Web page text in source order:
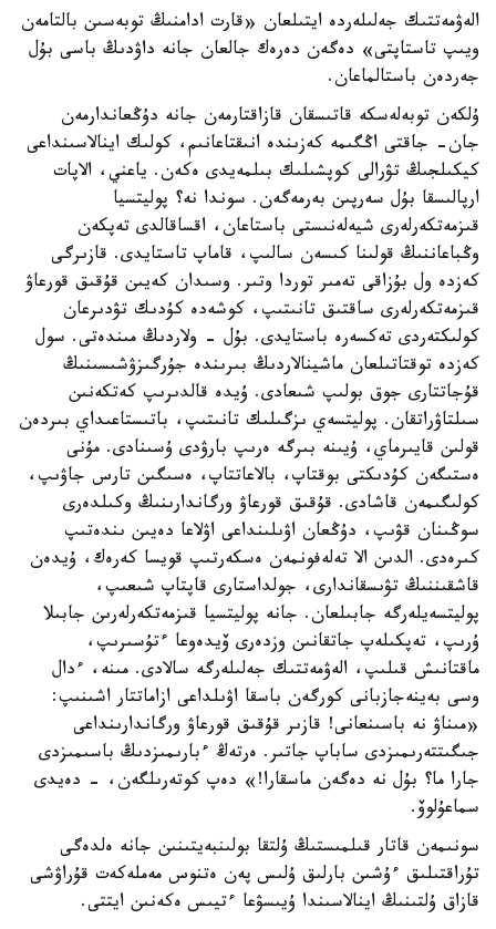
الەۋمەتتىك جەلىلەردە ايتىلعان «قارت ادامنىڭ توبەسىن بالتامەن
ويىپ تاستاپتى» دەگەن دەرەك جالعان جانە داۋدىڭ باسى بۇل
جەردەن باستالماعان.
ۇلكەن توبەلەسكە قاتىسقان قازاقتارمەن جانە دۇڭعاندارمەن
جان- جاقتى اڭگىمە كەزىندە انىقتاعانىم، كولىك اينالاسىنداعى
كيكىلجىڭ تۋرالى كوپشىلىك بىلمەيدى ەكەن. ياعني، الاپات
ارپالىسقا بۇل سەرپىن بەرمەگەن. سوندا نە؟ پوليتسيا
قىزمەتكەرلەرى شيەلەنىستى باستاعان، اقساقالدى تەپكەن
وڭباعاننىڭ قولىنا كىسەن سالىپ، قاماپ تاستايدى. قازىرگى
كەزدە ول بۇزاقى تەمىر توردا وتىر. وسىدان كەيىن قۇقىق قورعاۋ
قىزمەتكەرلەرى ساقتىق تانىتىپ، كوشەدە كۇدىك تۋدىرعان
كولىكتەردى تەكسەرە باستايدى. بۇل - ولاردىڭ مىندەتى. سول
كەزدە توقتاتىلعان ماشينالاردىڭ بىرىندە جۇرگىزۋشىسىنىڭ
قۇجاتتارى جوق بولىپ شىعادى. ۇيدە قالدىرىپ كەتكەنىن
سىلتاۋراتقان. پوليتسەي ىزگىلىك تانىتىپ، باتىستاعىداي بىردەن
قولىن قايىرماي، ۇيىنە بىرگە ەرىپ بارۋدى ۇسىنادى. مۇنى
ەستىگەن كۇدىكتى بوقتاپ، بالاعاتتاپ، ەسىگىن تارس جاۋىپ،
كولىگىمەن قاشادى. قۇقىق قورعاۋ ورگاندارىنىڭ وكىلدەرى
سوڭىنان قۋىپ، دۇڭعان اۋىلىنداعى اۋلاعا دەيىن ىندەتىپ
كىرەدى. الدىن الا تەلەفونمەن ەسكەرتىپ قويسا كەرەك، ۇيدەن
قاشقىننىڭ تۋىسقاندارى، جولداستارى قاپتاپ شىعىپ،
پوليتسەيلەرگە جابىلعان. جانە پوليتسيا قىزمەتكەرلەرىن جابىلا
ۇرىپ، تەپكىلەپ جاتقانىن وزدەرى ۆيدەوعا ءتۇسىرىپ،
ماقتانىش قىلىپ، الەۋمەتتىك جەلىلەرگە سالادى. مىنە، ءدال
وسى بەينەجازبانى كورگەن باسقا اۋىلداعى ازاماتتار اشىنىپ:
«مىناۋ نە باسىنعانى! قازىر قۇقىق قورعاۋ ورگاندارىنداعى
جىگىتتەرىمىزدى ساباپ جاتىر. ەرتەڭ ءبارىمىزدىڭ باسىمىزدى
جارا ما؟ بۇل نە دەگەن ماسقارا!» دەپ كوتەرىلگەن، - دەيدى
سماعۇلوۆ.
سونىمەن قاتار قىلمىستىڭ ۇلتقا بولىنبەيتىنىن جانە ەلدەگى
تۇراقتىلىق ءۇشىن بارلىق ۇلىس پەن ەتنوس مەملەكەت قۇراۋشى
قازاق ۇلتىنىڭ اينالاسىندا ۇيىسۋعا ءتيىس ەكەنىن ايتتى.